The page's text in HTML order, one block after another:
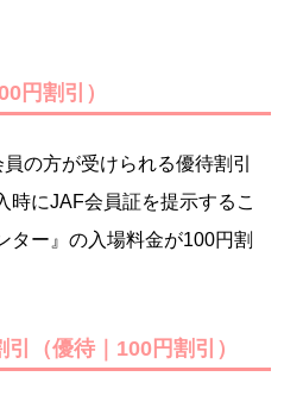
円割引）
の方が受けられる優待割引
時にJAF会員証を提示するこ
ター』の入場料金が100円割
（優待｜100円割引）